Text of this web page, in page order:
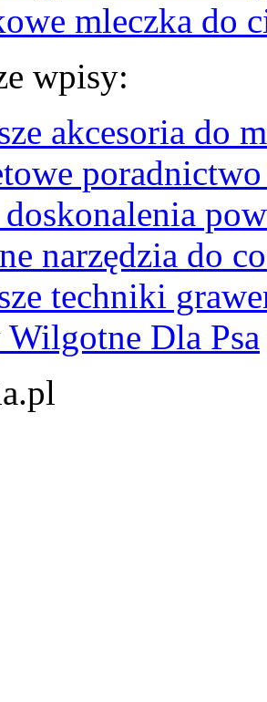
mleczka do
wpisy:
akcesoria do
doskonalenia
narzędzia do
techniki
Dla Psa